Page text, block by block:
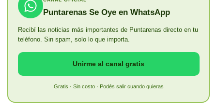
Puntarenas Se Oye en WhatsApp
Recibí las noticias más importantes de Puntarenas directo en tu
teléfono. Sin spam, solo lo que importa.
Unirme al canal gratis
Gratis · Sin costo · Podés salir cuando quieras